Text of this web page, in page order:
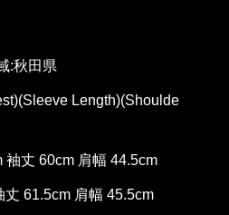
:秋田県
Length)(Shoulde
袖丈 60cm 肩幅 44.5cm
丈 61.5cm 肩幅 45.5cm